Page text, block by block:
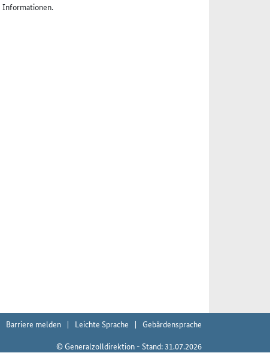
Informationen.
Barriere melden Leichte Sprache
Gebärdensprache
© Generalzolldirektion - Stand: 31.07.2026